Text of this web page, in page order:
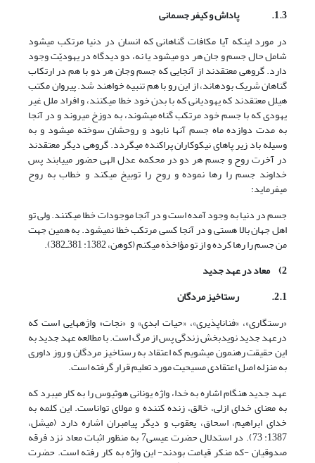
1.3.
پاداش و کیفر جسمانی
در مورد اینکه آیا مکافات گناهانی که انسان در دنیا مرتکب می‏شود
شامل حال جسم و جان هر دو می‏شود یا نه، دو دیدگاه در یهودیّت وجود
دارد. گروهی معتقدند از آن‏جایی که جسم وجان هر دو با هم در ارتکاب
گناهان شریک بوده‏اند، از این رو با هم تنبیه خواهند شد. پیروان مکتب
هیلل معتقدند که یهودیانی که با بدن خود خطا می‏کنند، و افراد ملل غیر
یهودی که با جسم خود مرتکب گناه می‏شوند، به دوزخ می‏روند و در آنجا
به مدت دوازده ماه جسم آنها نابود و روحشان سوخته می‏شود و به
وسیله باد زیر پاهای نیکوکاران پراکنده می‏گردد. گروهی دیگر معتقدند
در آخرت روح و جسم هر دو در محکمه عدل الهی حضور می‏یابند پس
خداوند جسم را رها نموده و روح را توبیخ می‏کند و خطاب به روح
می‏فرماید:
جسم در دنیا به وجود آمده است و در آنجا موجودات خطا می‏کنند. ولی تو
اهل جهان بالا هستی و در آنجا کسی مرتکب خطا نمی‏شود. به همین جهت
من جسم را رها کرده و از تو مؤاخذه می‏کنم (کوهن، 1382: 381ـ382).
2)
معاد در عهد جدید
2.1.
رستاخیز مردگان
«رستگاری»، «فناناپذیری»، «حیات ابدی» و «نجات» واژه‏هایی است که
درعهد جدید نویدبخش زندگی پس از مرگ است. با مطالعه عهد جدید به
این حقیقت رهنمون می‏شویم که اعتقاد به رستاخیز مردگان و روز داوری
به منزله اصل اعتقادی مسیحیت مورد تعلیم قرار گرفته است.
عهد جدید هنگام اشاره به خدا، واژه یونانی هوثیوس را به کار می‏برد که
به معنای خدای ازلی، خالق، زنده کننده و مولای تواناست. این کلمه به
خدای ابراهیم، اسحاق، یعقوب و دیگر پیامبران اشاره دارد (میشل،
1387: 73). در استدلال حضرت عیسی7 به منظور اثبات معاد نزد فرقه
صدوقیان -که منکر قیامت بودند- این واژه به کار رفته است. حضرت